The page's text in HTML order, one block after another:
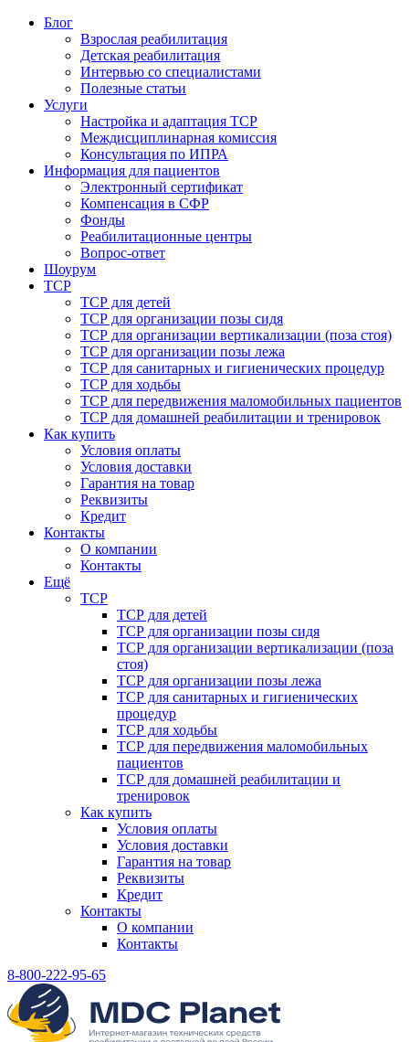
Блог
Взрослая реабилитация
Детская реабилитация
Интервью со специалистами
Полезные статьи
Услуги
Настройка и адаптация ТСР
Междисциплинарная комиссия
Консультация по ИПРА
Информация для пациентов
Электронный сертификат
Компенсация в СФР
Фонды
Реабилитационные центры
Вопрос-ответ
Шоурум
ТСР
ТСР для детей
ТСР для организации позы сидя
ТСР для организации вертикализации (поза стоя)
ТСР для организации позы лежа
ТСР для санитарных и гигиенических процедур
ТСР для ходьбы
ТСР для передвижения маломобильных пациентов
ТСР для домашней реабилитации и тренировок
Как купить
Условия оплаты
Условия доставки
Гарантия на товар
Реквизиты
Кредит
Контакты
О компании
Контакты
Ещё
ТСР
ТСР для детей
ТСР для организации позы сидя
ТСР для организации вертикализации (поза
стоя)
ТСР для организации позы лежа
ТСР для санитарных и гигиенических
процедур
ТСР для ходьбы
ТСР для передвижения маломобильных
пациентов
ТСР для домашней реабилитации и
тренировок
Как купить
Условия оплаты
Условия доставки
Гарантия на товар
Реквизиты
Кредит
Контакты
О компании
Контакты
8-800-222-95-65